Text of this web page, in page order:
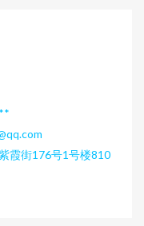
霞街176号1号楼810